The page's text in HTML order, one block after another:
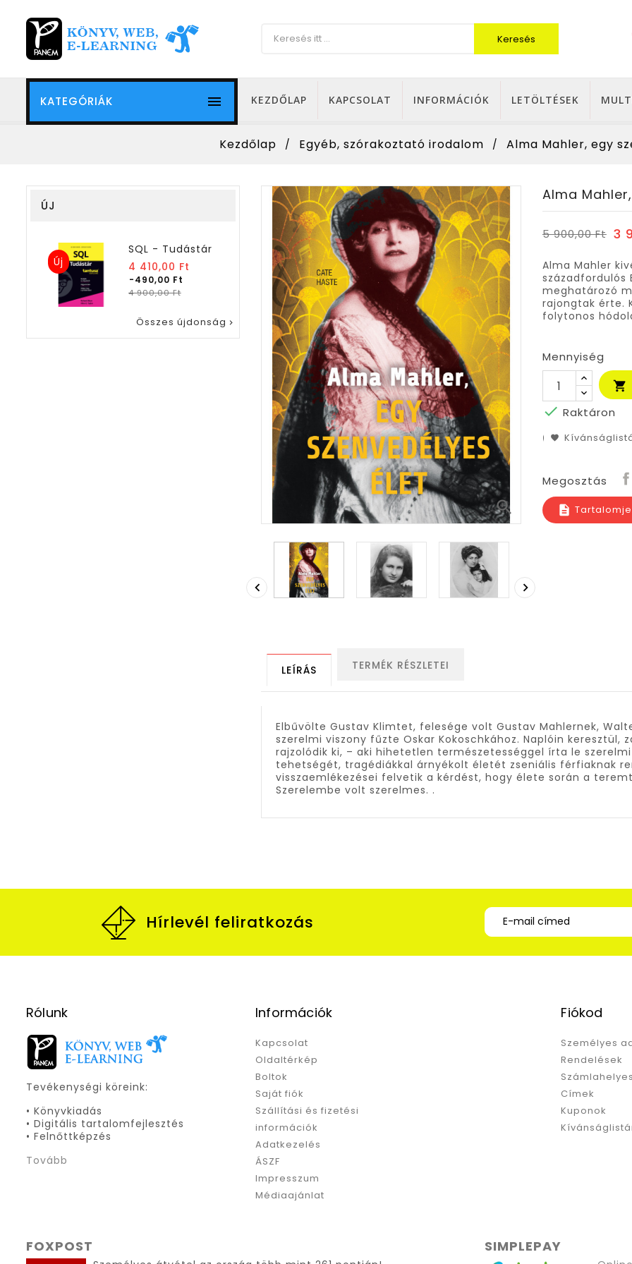
Keresés
KATEGÓRIÁK  KEZDŐLAP KAPCSOLAT INFORMÁCIÓK LETÖLTÉSEK
Kezdőlap Egyéb, szórakoztató irodalom Alma Mahler, egy
ÚJ
Új
SQL - Tudástár
4 410,00 Ft
-490,00 Ft
4 900,00 FtÁr
Összes újdonság 

 
Alma
5 900,00 Ft 3
Alma Mahler
századfordulós
meghatározó
rajongtak érte.
folytonos
Mennyiség

 Raktáron
Megosztás
description
LEÍRÁS TERMÉK RÉSZLETEI
Elbűvölte Gustav Klimtet, felesége volt Gustav Mahlernek,
szerelmi viszony fűzte Oskar Kokoschkához. Naplóin
rajzolódik ki, – aki hihetetlen természetességgel írta le
tehetségét, tragédiákkal árnyékolt életét zseniális férfiaknak
visszaemlékezései felvetik a kérdést, hogy élete során a
Szerelembe volt szerelmes. .
Hírlevél feliratkozás
Rólunk
Tevékenységi köreink:
• Könyvkiadás
• Digitális tartalomfejlesztés
• Felnőttképzés
Tovább
Információk
Kapcsolat
Oldaltérkép
Boltok
Saját fiók
Szállítási és fizetési
információk
Adatkezelés
ÁSZF
Impresszum
Médiaajánlat
Fiókod
Személyes
Rendelések
Címek
Kuponok
FOXPOST SIMPLEPAY